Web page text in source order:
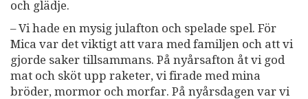
och glädje.
– Vi hade en mysig julafton och spelade spel. För
Mica var det viktigt att vara med familjen och att vi
gjorde saker tillsammans. På nyårsafton åt vi god
mat och sköt upp raketer, vi firade med mina
bröder, mormor och morfar. På nyårsdagen var vi